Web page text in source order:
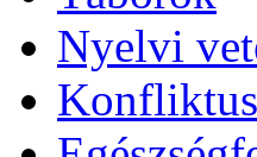
Nyelvi